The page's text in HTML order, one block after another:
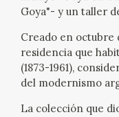
Goya"- y un taller
Creado en octubre
residencia que
(1873-1961),
del modernismo
La colección que